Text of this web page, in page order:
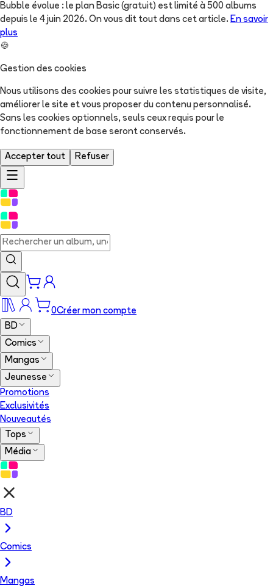
Bubble évolue : le plan Basic (gratuit) est limité à 500 albums
depuis le 4 juin 2026. On vous dit tout dans cet article. En savoir
plus
🍪
Gestion des cookies
Nous utilisons des cookies pour suivre les statistiques de visite,
améliorer le site et vous proposer du contenu personnalisé.
Sans les cookies optionnels, seuls ceux requis pour le
fonctionnement de base seront conservés.
Accepter tout Refuser
0Créer mon compte
BD
Comics
Mangas
Jeunesse
Promotions
Exclusivités
Nouveautés
Tops
Média
BD
Comics
Mangas